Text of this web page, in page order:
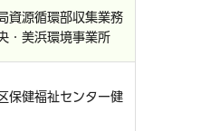
資源循環部収集業務
・美浜環境事業所
保健福祉センター健